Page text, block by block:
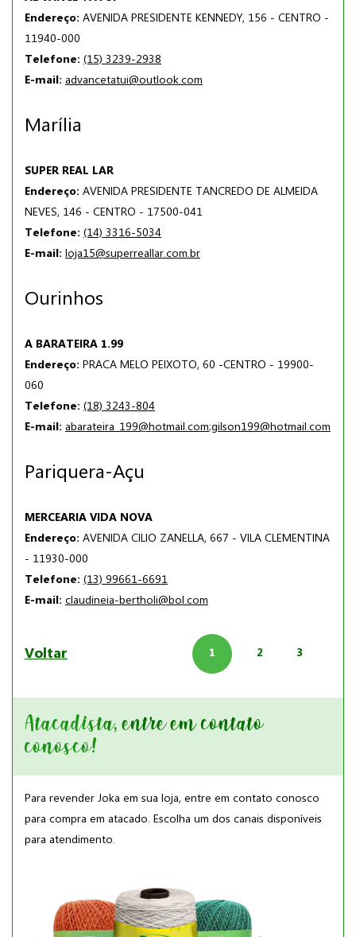
Endereço: AVENIDA PRESIDENTE KENNEDY, 156 - CENTRO -
11940-000
Telefone: (15) 3239-2938
E-mail: advancetatui@outlook.com
Marília
SUPER REAL LAR
Endereço: AVENIDA PRESIDENTE TANCREDO DE ALMEIDA
NEVES, 146 - CENTRO - 17500-041
Telefone: (14) 3316-5034
E-mail: loja15@superreallar.com.br
Ourinhos
A BARATEIRA 1.99
Endereço: PRACA MELO PEIXOTO, 60 -CENTRO - 19900-
060
Telefone: (18) 3243-804
E-mail: abarateira_199@hotmail.com;gilson199@hotmail.com
Pariquera-Açu
MERCEARIA VIDA NOVA
Endereço: AVENIDA CILIO ZANELLA, 667 - VILA CLEMENTINA
- 11930-000
Telefone: (13) 99661-6691
E-mail: claudineia-bertholi@bol.com
Voltar 1 2 3
Atacadista, entre em contato
conosco!
Para revender Joka em sua loja, entre em contato conosco
para compra em atacado. Escolha um dos canais disponíveis
para atendimento.